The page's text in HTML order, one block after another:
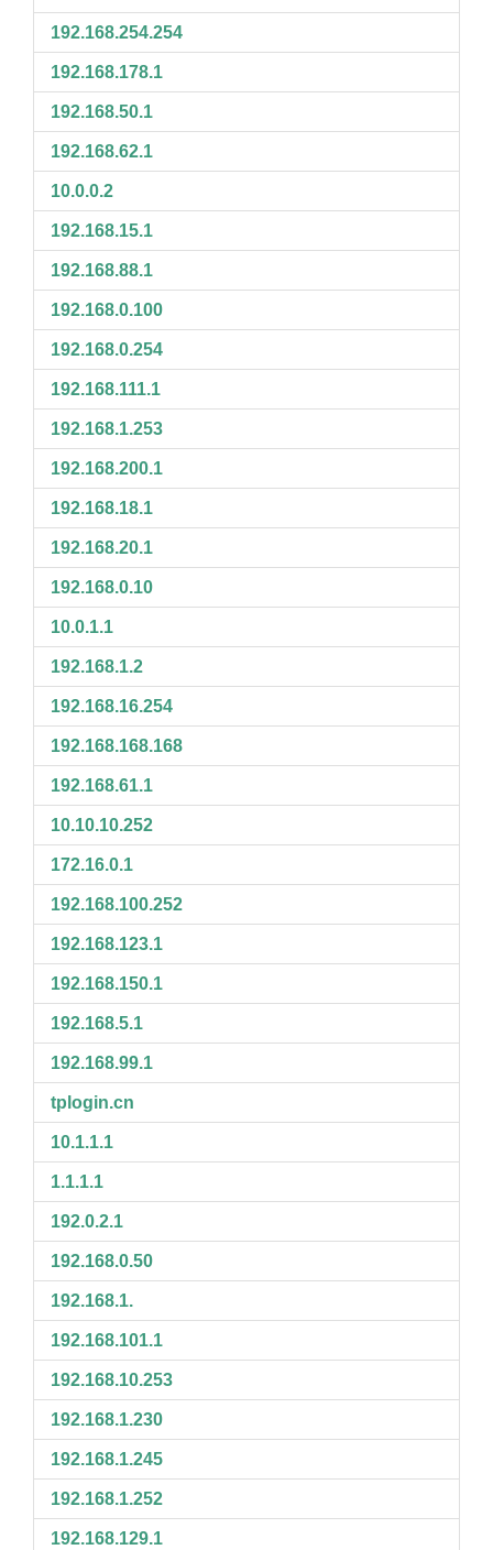
192.168.254.254
192.168.178.1
192.168.50.1
192.168.62.1
10.0.0.2
192.168.15.1
192.168.88.1
192.168.0.100
192.168.0.254
192.168.111.1
192.168.1.253
192.168.200.1
192.168.18.1
192.168.20.1
192.168.0.10
10.0.1.1
192.168.1.2
192.168.16.254
192.168.168.168
192.168.61.1
10.10.10.252
172.16.0.1
192.168.100.252
192.168.123.1
192.168.150.1
192.168.5.1
192.168.99.1
tplogin.cn
10.1.1.1
1.1.1.1
192.0.2.1
192.168.0.50
192.168.1.
192.168.101.1
192.168.10.253
192.168.1.230
192.168.1.245
192.168.1.252
192.168.129.1